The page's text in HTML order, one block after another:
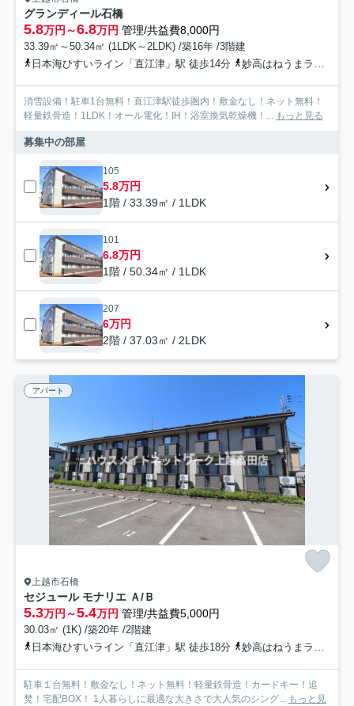
グランディール石橋
5.8万円～6.8万円 管理/共益費8,000円
33.39㎡～50.34㎡ (1LDK～2LDK) /築16年 /3階建
日本海ひすいライン「直江津」駅 徒歩14分
妙高はねうまライン「直江津」駅 徒歩14分
消雪設備！駐車1台無料！直江津駅徒歩圏内！敷金なし！ネット無料！
軽量鉄骨造！1LDK！オール電化！IH！浴室換気乾燥機！...
もっと見る
募集中の部屋
105
5.8万円
1階 / 33.39㎡ / 1LDK
101
6.8万円
1階 / 50.34㎡ / 1LDK
207
6万円
2階 / 37.03㎡ / 2LDK
アパート
上越市石橋
セジュール モナリエ Ａ/Ｂ
5.3万円～5.4万円 管理/共益費5,000円
30.03㎡ (1K) /築20年 /2階建
日本海ひすいライン「直江津」駅 徒歩18分
妙高はねうまライン「直江津」駅 徒歩18分
駐車１台無料！敷金なし！ネット無料！軽量鉄骨造！カードキー！追
焚！宅配BOX！ 1人暮らしに最適な大きさで大人気のシング...
もっと見